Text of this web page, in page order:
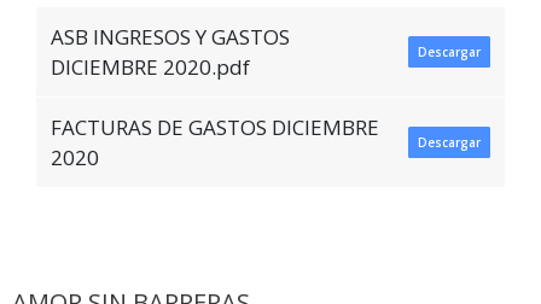
ASB INGRESOS Y GASTOS
DICIEMBRE 2020.pdf
Descargar
FACTURAS DE GASTOS DICIEMBRE
2020
Descargar